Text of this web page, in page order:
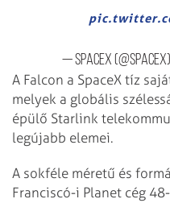
— SpaceX (@SpaceX)
A Falcon a SpaceX tíz
melyek a globális
épülő Starlink
legújabb elemei.
A sokféle méretű és
Franciscó-i Planet cég